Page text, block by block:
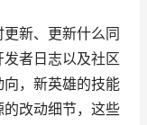
新、更新什么同
者日志以及社区
，新英雄的技能
改动细节，这些